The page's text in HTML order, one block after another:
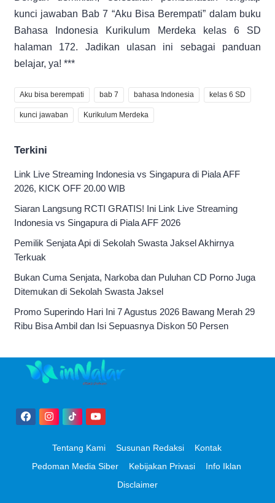
kunci jawaban Bab 7 “Aku Bisa Berempati” dalam buku
Bahasa Indonesia Kurikulum Merdeka kelas 6 SD
halaman 172. Jadikan ulasan ini sebagai panduan
belajar, ya! ***
Aku bisa berempati bab 7 bahasa Indonesia kelas 6 SD
kunci jawaban Kurikulum Merdeka
Terkini
Link Live Streaming Indonesia vs Singapura di Piala AFF
2026, KICK OFF 20.00 WIB
Siaran Langsung RCTI GRATIS! Ini Link Live Streaming
Indonesia vs Singapura di Piala AFF 2026
Pemilik Senjata Api di Sekolah Swasta Jaksel Akhirnya
Terkuak
Bukan Cuma Senjata, Narkoba dan Puluhan CD Porno Juga
Ditemukan di Sekolah Swasta Jaksel
Promo Superindo Hari Ini 7 Agustus 2026 Bawang Merah 29
Ribu Bisa Ambil dan Isi Sepuasnya Diskon 50 Persen
Tentang Kami Susunan Redaksi
Kontak
Pedoman Media Siber
Kebijakan Privasi
Info Iklan
Disclaimer